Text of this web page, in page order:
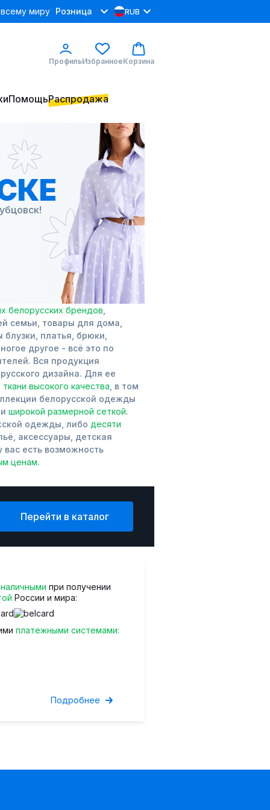
миру Розница RUB
ПрофильИзбранноеКорзина
ПомощьРаспродажа
белорусских брендов
семьи, товары для дома,
платья, брюки,
другое - всё это по
Вся продукция
дизайна. Для ее
высокого качества , в том
белорусской одежды
и широкой размерной сеткой.
одежды, либо десяти
аксессуары, детская
есть возможность
ценам.
Перейти в каталог
наличными при получении
России и мира:
платежными системами:
Подробнее